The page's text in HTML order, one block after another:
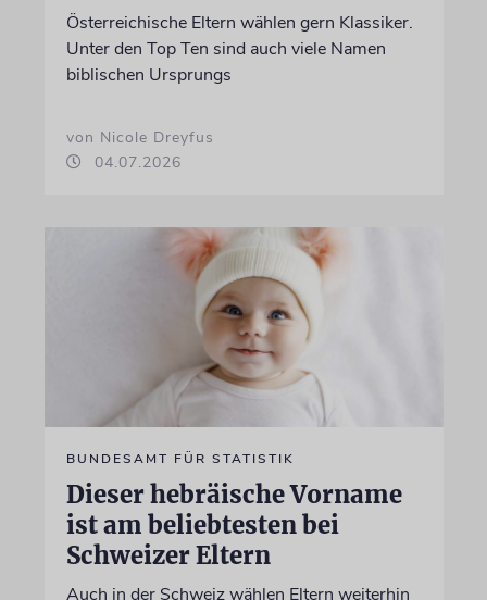
Österreichische Eltern wählen gern Klassiker.
Unter den Top Ten sind auch viele Namen
biblischen Ursprungs
von Nicole Dreyfus
04.07.2026
BUNDESAMT FÜR STATISTIK
Dieser hebräische Vorname
ist am beliebtesten bei
Schweizer Eltern
Auch in der Schweiz wählen Eltern weiterhin